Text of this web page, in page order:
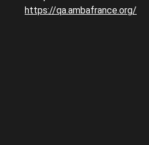
https://qa.ambafrance.org/